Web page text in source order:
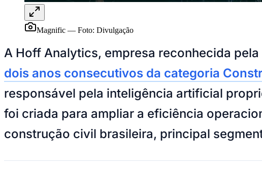
Anuncie no Portal
Verificar Empresa
Anunciar Vagas
Novo
Publicidade Legal
NBA
Fórmula 1
UFC
Tênis (ATP)
MLB
NHL
Atletismo
NBB
Magnific — Foto: Divulgação
A Hoff Analytics, empresa reconhecida
dois anos consecutivos da categoria
responsável pela inteligência artificial
foi criada para ampliar a eficiência
construção civil brasileira, principal